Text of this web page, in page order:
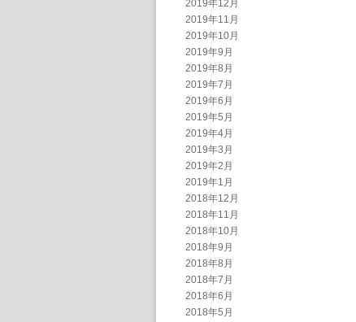
2019年12月
2019年11月
2019年10月
2019年9月
2019年8月
2019年7月
2019年6月
2019年5月
2019年4月
2019年3月
2019年2月
2019年1月
2018年12月
2018年11月
2018年10月
2018年9月
2018年8月
2018年7月
2018年6月
2018年5月